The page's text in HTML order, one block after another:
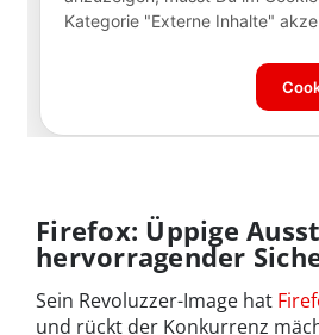
Firefox: Üppige
hervorragender
Sein Revoluzzer-Image hat
und rückt der Konkurrenz